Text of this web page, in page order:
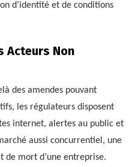
d’identité et de conditions
Acteurs Non
des amendes pouvant
les régulateurs disposent
internet, alertes au public et
aussi concurrentiel, une
de mort d’une entreprise.